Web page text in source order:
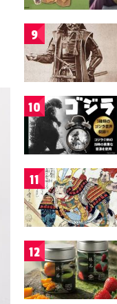
9
10
11
12